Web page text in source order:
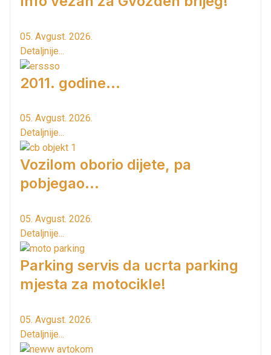
05. Avgust. 2026.
Detaljnije...
2011. godine...
05. Avgust. 2026.
Detaljnije...
Vozilom oborio dijete, pa
pobjegao...
05. Avgust. 2026.
Detaljnije...
Parking servis da ucrta parking
mjesta za motocikle!
05. Avgust. 2026.
Detaljnije...